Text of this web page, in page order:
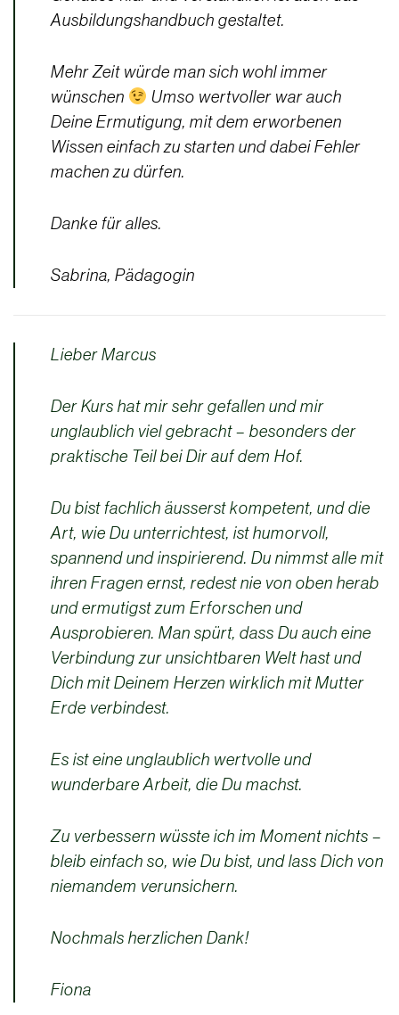
Ausbildungshandbuch gestaltet.
Mehr Zeit würde man sich wohl immer
wünschen
Umso wertvoller war auch
Deine Ermutigung, mit dem erworbenen
Wissen einfach zu starten und dabei Fehler
machen zu dürfen.
Danke für alles.
Sabrina, Pädagogin
Lieber Marcus
Der Kurs hat mir sehr gefallen und mir
unglaublich viel gebracht – besonders der
praktische Teil bei Dir auf dem Hof.
Du bist fachlich äusserst kompetent, und die
Art, wie Du unterrichtest, ist humorvoll,
spannend und inspirierend. Du nimmst alle mit
ihren Fragen ernst, redest nie von oben herab
und ermutigst zum Erforschen und
Ausprobieren. Man spürt, dass Du auch eine
Verbindung zur unsichtbaren Welt hast und
Dich mit Deinem Herzen wirklich mit Mutter
Erde verbindest.
Es ist eine unglaublich wertvolle und
wunderbare Arbeit, die Du machst.
Zu verbessern wüsste ich im Moment nichts –
bleib einfach so, wie Du bist, und lass Dich von
niemandem verunsichern.
Nochmals herzlichen Dank!
Fiona